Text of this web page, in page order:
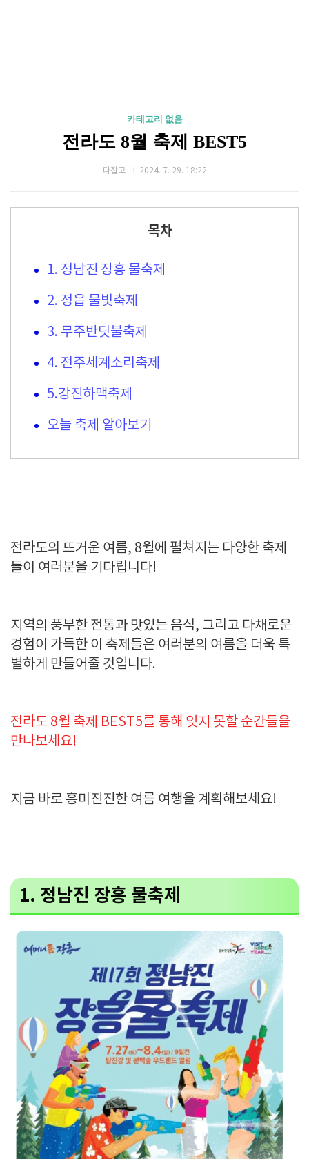
카테고리 없음
전라도 8월 축제 BEST5
다잡고 2024. 7. 29. 18:22
목차
1. 정남진 장흥 물축제
2. 정읍 물빛축제
3. 무주반딧불축제
4. 전주세계소리축제
5.강진하맥축제
오늘 축제 알아보기
전라도의 뜨거운 여름, 8월에 펼쳐지는 다양한 축제
들이 여러분을 기다립니다!
지역의 풍부한 전통과 맛있는 음식, 그리고 다채로운
경험이 가득한 이 축제들은 여러분의 여름을 더욱 특
별하게 만들어줄 것입니다.
전라도 8월 축제 BEST5를 통해 잊지 못할 순간들을
만나보세요!
지금 바로 흥미진진한 여름 여행을 계획해보세요!
1. 정남진 장흥 물축제